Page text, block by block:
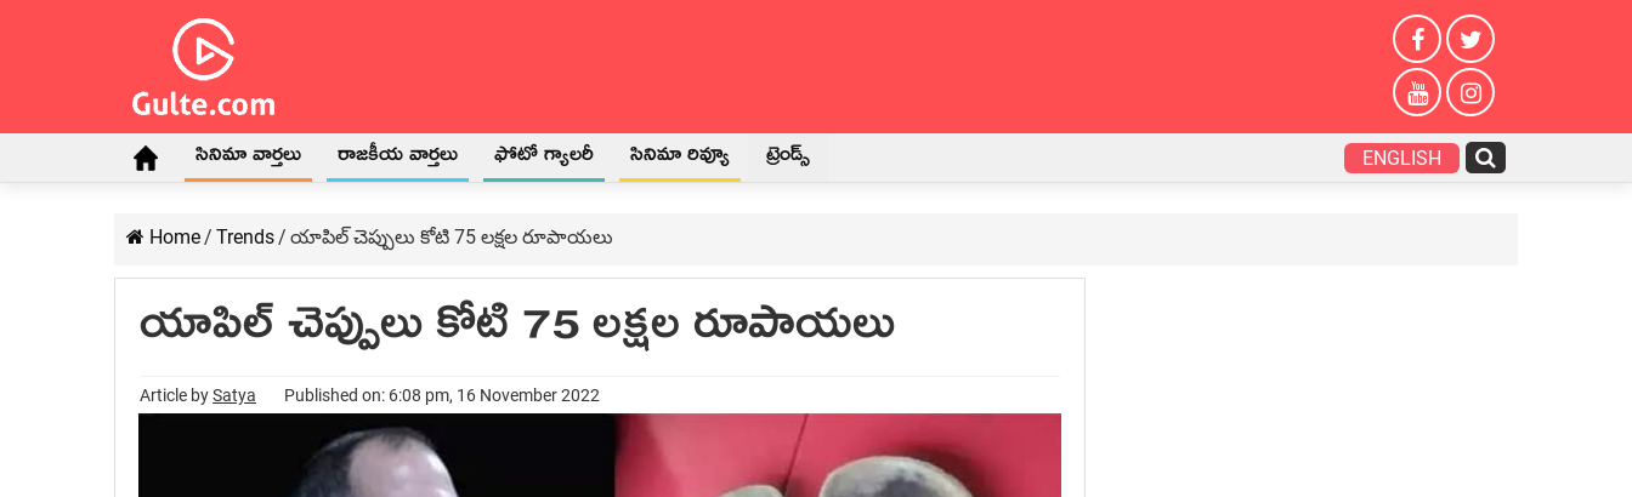
సినిమా వార్తలు రాజకీయ వార్తలు ఫోటో గ్యాలరీ సినిమా రివ్యూ ట్రెండ్స్ ENGLISH
Home/ Trends/ యాపిల్ చెప్పులు కోటి 75 లక్షల రూపాయలు
యాపిల్ చెప్పులు కోటి 75 లక్షల రూపాయలు
Article bySatya Published on: 6:08 pm, 16 November 2022